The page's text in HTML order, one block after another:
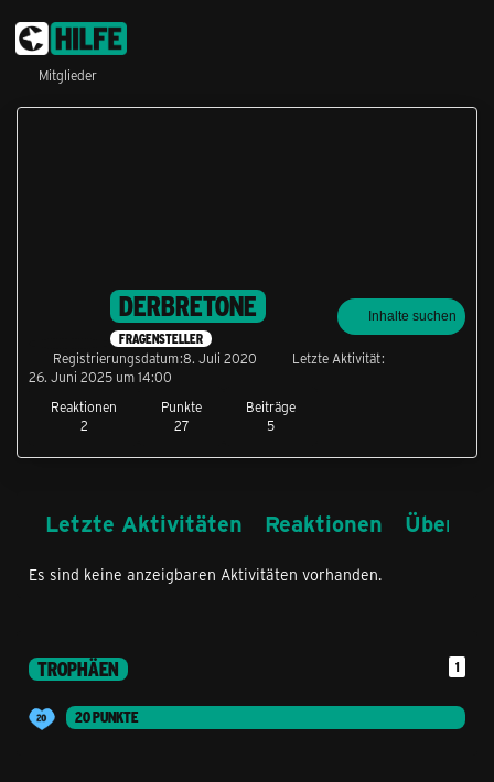
Mitglieder
DERBRETONE
FRAGENSTELLER
Reaktionen
2
Punkte
27
Beiträge
5
Inhalte suchen
Registrierungsdatum 8. Juli 2020
Letzte Aktivität
26. Juni 2025 um 14:00
Letzte Aktivitäten Reaktionen Über
Es sind keine anzeigbaren Aktivitäten vorhanden.
TROPHÄEN 1
20 PUNKTE